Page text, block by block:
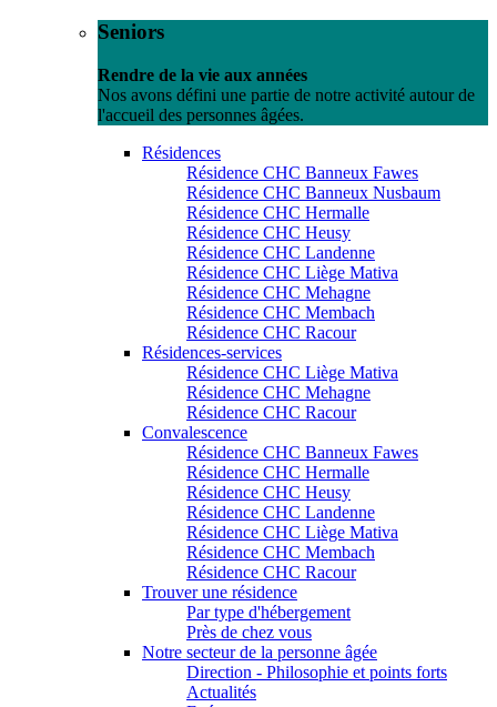
Seniors
Rendre de la vie aux années
Nos avons défini une partie de notre activité autour de
l'accueil des personnes âgées.
Résidences
Résidence CHC Banneux Fawes
Résidence CHC Banneux Nusbaum
Résidence CHC Hermalle
Résidence CHC Heusy
Résidence CHC Landenne
Résidence CHC Liège Mativa
Résidence CHC Mehagne
Résidence CHC Membach
Résidence CHC Racour
Résidences-services
Résidence CHC Liège Mativa
Résidence CHC Mehagne
Résidence CHC Racour
Convalescence
Résidence CHC Banneux Fawes
Résidence CHC Hermalle
Résidence CHC Heusy
Résidence CHC Landenne
Résidence CHC Liège Mativa
Résidence CHC Membach
Résidence CHC Racour
Trouver une résidence
Par type d'hébergement
Près de chez vous
Notre secteur de la personne âgée
Direction - Philosophie et points forts
Actualités